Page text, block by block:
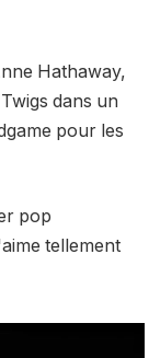
Hathaway,
dans un
pour les
pop
tellement